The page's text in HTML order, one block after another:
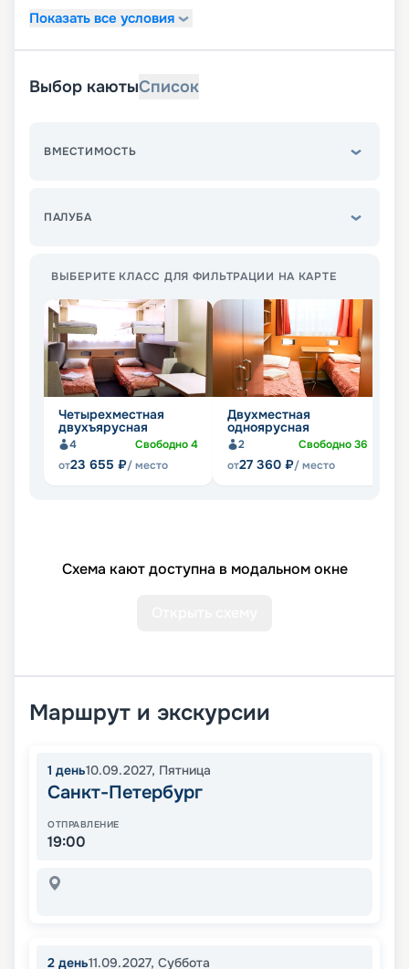
Показать все условия
Выбор каютыСписок
ВМЕСТИМОСТЬ
ПАЛУБА
ВЫБЕРИТЕ КЛАСС ДЛЯ ФИЛЬТРАЦИИ НА КАРТЕ
Четырехместная
двухъярусная
4 Свободно4
от23 655 ₽/ место
Двухместная
одноярусная
2 Свободно36
от27 360 ₽/ место
Схема кают доступна в модальном окне
Маршрут и экскурсии
1 день10.09.2027, Пятница
Санкт-Петербург
ОТПРАВЛЕНИЕ
19:00
2 день11.09.2027, Суббота